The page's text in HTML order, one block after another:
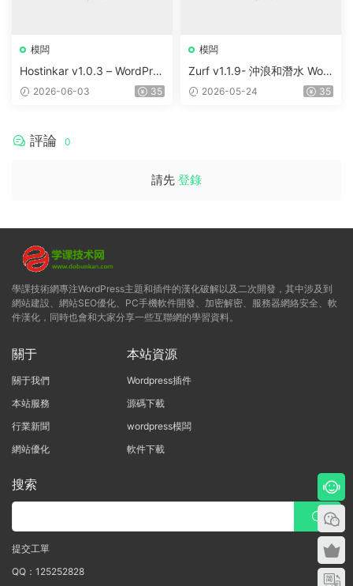
模闆
Hostinkar v1.0.3 – WordPres
s & WHMCS 主題
2026-06-03 35
模闆
Zurf v1.1.9- 沖浪和潛水 Wor
dPress主題
2026-05-24 35
評論 0
請先 登錄
學課技術網專注WordPress主題和插件的漢化破解以及二次開發，其中涉及到
網站建設、網站SEO優化、PC手機軟件開發、加密解密、服務器網絡安全、軟
件漢化，同時也會和大家分享一些互聯網的學習資料。
關于
關于我們
本站服務
行業新聞
網站優化
本站資源
Wordpress插件
源碼下載
wordpress模闆
軟件下載
搜索
提交工單
QQ：125252828